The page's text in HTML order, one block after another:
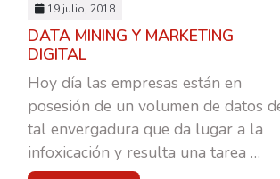
MARKETING &
19 julio, 2018
DATA MINING Y MARKETING
DIGITAL
Hoy día las empresas están en
posesión de un volumen de datos
tal envergadura que da lugar a la
infoxicación y resulta una tarea …